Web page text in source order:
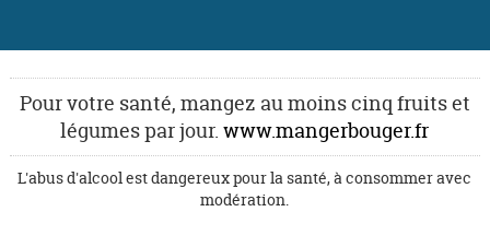
Pour votre santé, mangez au moins cinq fruits et
légumes par jour.www.mangerbouger.fr
L'abus d'alcool est dangereux pour la santé, à consommer avec
modération.